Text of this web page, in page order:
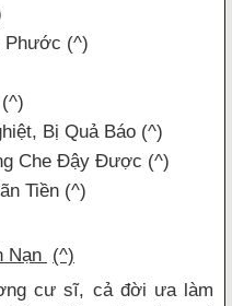
Phước (^)
Bị Quả Báo (^)
Che Đậy Được (^)
Tiền (^)
Nạn (^)
cư sĩ, cả đời ưa làm